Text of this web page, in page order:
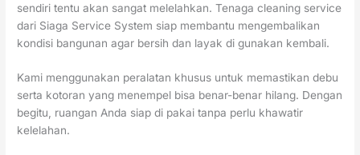
sendiri tentu akan sangat melelahkan. Tenaga cleaning service
dari Siaga Service System siap membantu mengembalikan
kondisi bangunan agar bersih dan layak di gunakan kembali.
Kami menggunakan peralatan khusus untuk memastikan debu
serta kotoran yang menempel bisa benar-benar hilang. Dengan
begitu, ruangan Anda siap di pakai tanpa perlu khawatir
kelelahan.